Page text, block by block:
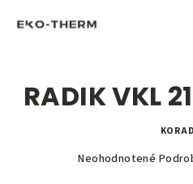
RADIK VKL
Priemerné
Neohodnotené